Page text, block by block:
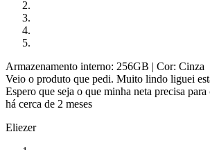
Armazenamento interno: 256GB | Cor: Cinza
Veio o produto que pedi. Muito lindo liguei
Espero que seja o que minha neta precisa para
há cerca de 2 meses
Eliezer